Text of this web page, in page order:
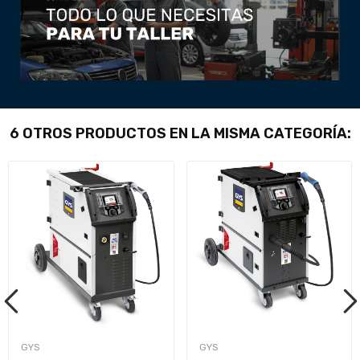
6 OTROS PRODUCTOS EN LA MISMA CATEGORÍA:
GYS GYS